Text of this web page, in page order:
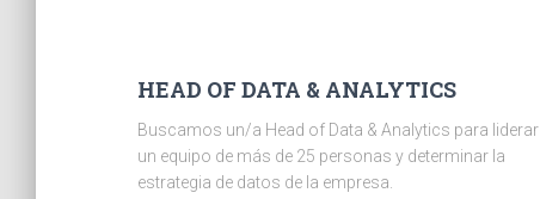
HEAD OF DATA & ANALYTICS
Buscamos un/a Head of Data & Analytics para liderar
un equipo de más de 25 personas y determinar la
estrategia de datos de la empresa.